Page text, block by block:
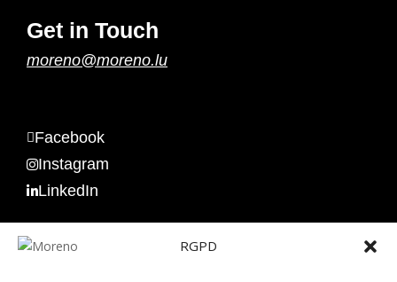
RGPD
Get in Touch
moreno@moreno.lu
Facebook
Instagram
LinkedIn